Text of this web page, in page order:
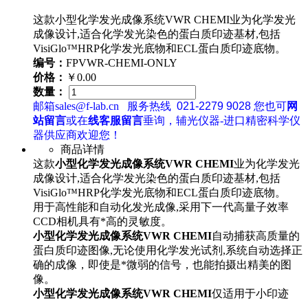
这款小型化学发光成像系统VWR CHEMI业为化学发光
成像设计,适合化学发光染色的蛋白质印迹基材,包括
VisiGlo™HRP化学发光底物和ECL蛋白质印迹底物。
编号： FPVWR-CHEMI-ONLY
价格： ￥0.00
数量：
邮箱sales@f-lab.cn
服务热线 021-2279 9028 您也可网
站留言或在线客服留言垂询，辅光仪器-进口精密科学仪
器供应商欢迎您！
商品详情
这款小型化学发光成像系统VWR CHEMI业为化学发光
成像设计,适合化学发光染色的蛋白质印迹基材,包括
VisiGlo™HRP化学发光底物和ECL蛋白质印迹底物。
用于高性能和自动化发光成像,采用下一代高量子效率
CCD相机具有*高的灵敏度。
小型化学发光成像系统VWR CHEMI自动捕获高质量的
蛋白质印迹图像,无论使用化学发光试剂,系统自动选择正
确的成像，即使是*微弱的信号，也能拍摄出精美的图
像。
小型化学发光成像系统VWR CHEMI仅适用于小印迹